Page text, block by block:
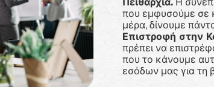
που εμφυσούμε σε
μέρα, δίνουμε
Επιστροφή στην
πρέπει να
που το κάνουμε
εσόδων μας για τη